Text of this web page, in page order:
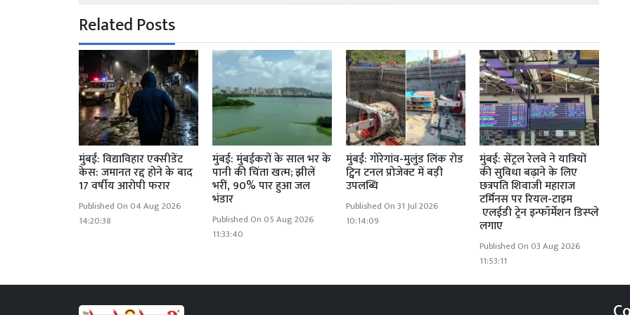
Related Posts
मुंबई: विद्याविहार एक्सीडेंट
केस: जमानत रद्द होने के बाद
17 वर्षीय आरोपी फरार
Published On 04 Aug 2026
14:20:38
मुंबई: मुंबईकरों के साल भर के
पानी की चिंता खत्म; झीलें
भरीं, 90% पार हुआ जल
भंडार
Published On 05 Aug 2026
11:33:40
मुंबई: गोरेगांव-मुलुंड लिंक रोड
ट्विन टनल प्रोजेक्ट में बड़ी
उपलब्धि
Published On 31 Jul 2026
10:14:09
मुंबई: सेंट्रल रेलवे ने यात्रियों
की सुविधा बढ़ाने के लिए
छत्रपति शिवाजी महाराज
टर्मिनस पर रियल-टाइम
एलईडी ट्रेन इन्फॉर्मेशन डिस्प्ले
लगाए
Published On 03 Aug 2026
11:53:11